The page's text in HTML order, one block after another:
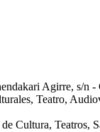
Agirre, s/n -
Teatro,
de Cultura, Teatros,